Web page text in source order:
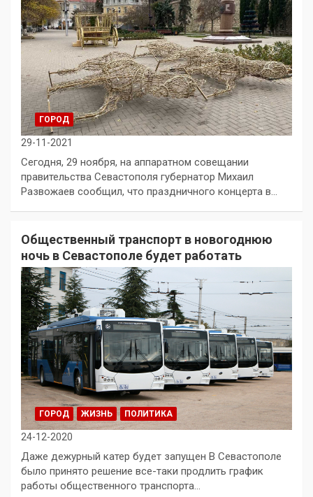
ГОРОД
29-11-2021
Сегодня, 29 ноября, на аппаратном совещании
правительства Севастополя губернатор Михаил
Развожаев сообщил, что праздничного концерта в…
Общественный транспорт в новогоднюю
ночь в Севастополе будет работать
ГОРОД ЖИЗНЬ ПОЛИТИКА
24-12-2020
Даже дежурный катер будет запущен В Севастополе
было принято решение все-таки продлить график
работы общественного транспорта…